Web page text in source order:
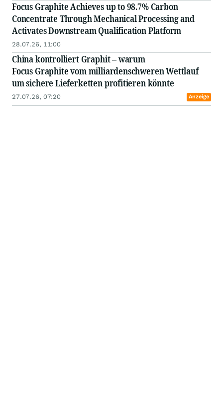
Focus Graphite Achieves up to 98.7% Carbon
Concentrate Through Mechanical Processing and
Activates Downstream Qualification Platform
28.07.26, 11:00
China kontrolliert Graphit – warum
Focus Graphite vom milliardenschweren Wettlauf
um sichere Lieferketten profitieren könnte
27.07.26, 07:20 Anzeige